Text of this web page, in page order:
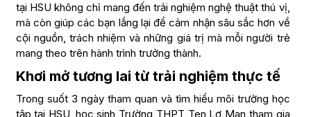
tại HSU không chỉ mang đến trải nghiệm nghệ thuật thú vị,
mà còn giúp các bạn lắng lại để cảm nhận sâu sắc hơn về
cội nguồn, trách nhiệm và những giá trị mà mỗi người trẻ
mang theo trên hành trình trưởng thành.
Khơi mở tương lai từ trải nghiệm thực tế
Trong suốt 3 ngày tham quan và tìm hiểu môi trường học
tập tại HSU, học sinh Trường THPT Ten Lơ Man tham gia